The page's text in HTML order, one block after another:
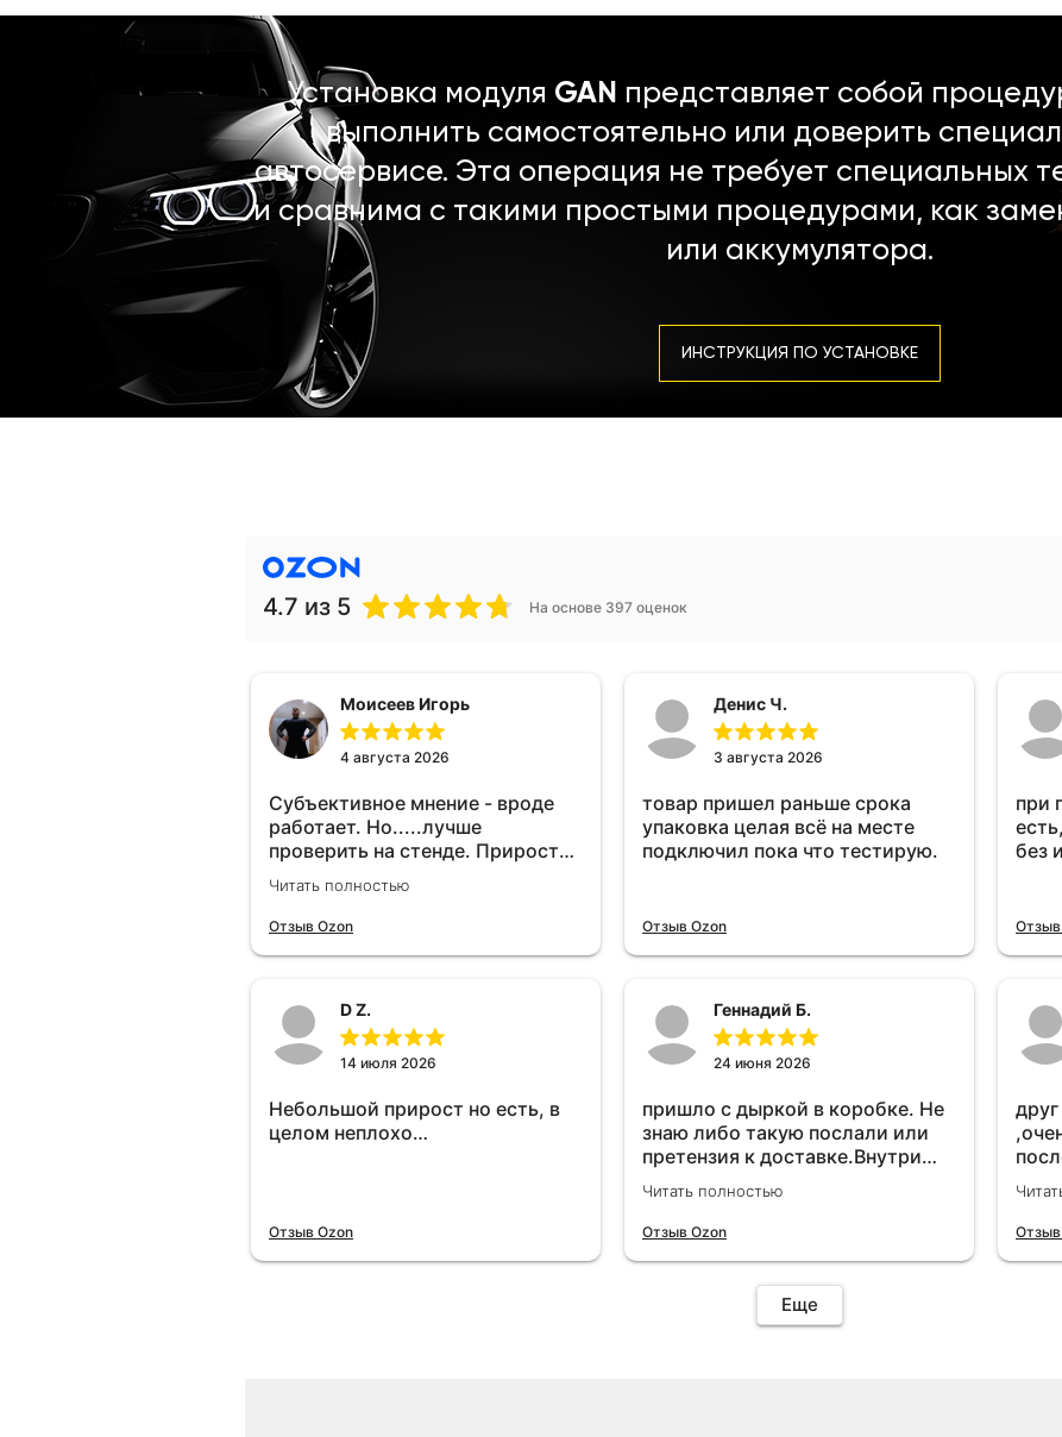
Установка модуля GAN представляет собой
выполнить самостоятельно или доверить
автосервисе. Эта операция не требует специальных
и сравнима с такими простыми процедурами, как
или аккумулятора.
ИНСТРУКЦИЯ ПО УСТАНОВКЕ
4.7 из 5 На основе 397 оценок
Моисеев Игорь
4 августа 2026
Субъективное мнение - вроде
работает. Но.....лучше
проверить на стенде. Прирост
10-12% "на глаз" уловить очень
сложно. Покатаюсь, потом
отключу и посмотрю, что будет
Читать полностью
Отзыв Ozon
Денис Ч.
3 августа 2026
товар пришел раньше срока
упаковка целая всё на месте
подключил пока что тестирую.
Отзыв Ozon
при
без
D Z.
14 июля 2026
Небольшой прирост но есть, в
целом неплохо…
Отзыв Ozon
Геннадий Б.
24 июня 2026
пришло с дыркой в коробке. Не
знаю либо такую послали или
претензия к доставке.Внутри
вроде всё цело. С первого раза
установить не получается не
знаю может интернет дурит.
отзыв.Дополняю отзыв для
установки необходимо
Читать полностью
Отзыв Ozon
Еще